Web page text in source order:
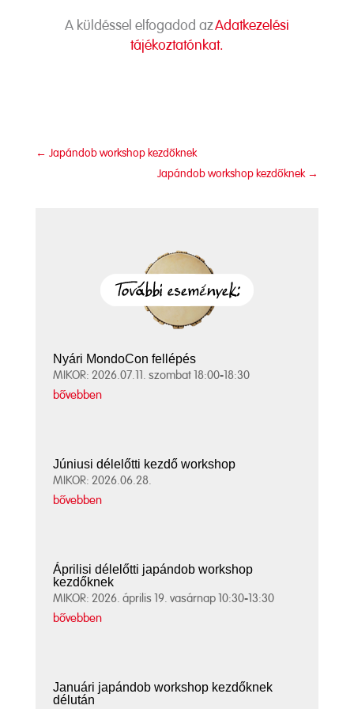
A küldéssel elfogadod azAdatkezelési
tájékoztatónkat.
← Japándob workshop kezdőknek
Japándob workshop kezdőknek→
Nyári MondoCon fellépés
MIKOR: 2026.07.11. szombat 18:00-18:30
bővebben
Júniusi délelőtti kezdő workshop
MIKOR: 2026.06.28.
bővebben
Áprilisi délelőtti japándob workshop
kezdőknek
MIKOR: 2026. április 19. vasárnap 10:30-13:30
bővebben
Januári japándob workshop kezdőknek
délután